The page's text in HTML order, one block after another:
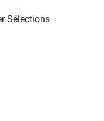
Sélections